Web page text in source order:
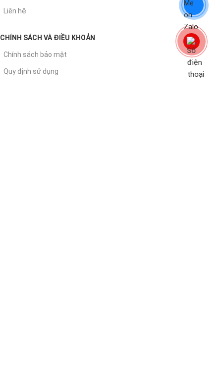
Liên hệ
CHÍNH SÁCH VÀ ĐIỀU KHOẢN
Chính sách bảo mật
Quy định sử dụng